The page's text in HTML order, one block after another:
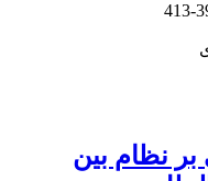
بر نظام بین